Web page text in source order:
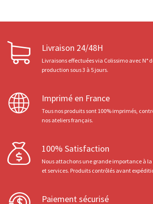
Livraison 24/48H
Livraisons effectuées via Colissimo avec N°
production sous 3 à 5 jours.
Imprimé en France
Tous nos produits sont 100% imprimés,
nos ateliers français.
100% Satisfaction
Nous attachons une grande importance à
et services. Produits contrôlés avant
Paiement sécurisé